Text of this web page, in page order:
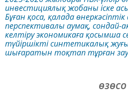
инвестициялық жобаны іске
Бұған қоса, қалада
перспективалы аумақ, сондай-
келтіру экономикаға қосымша
түйіршікті синтетикалық
шығаратын тоқтап тұрған
ӨЗӨСО